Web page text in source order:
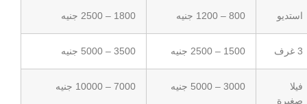
استديو 800 – 1200 جنيه 1800 – 2500 جنيه
3 غرف 1500 – 2500 جنيه 3500 – 5000 جنيه
فيلا
صغيرة
3000 – 5000 جنيه 7000 – 10000 جنيه